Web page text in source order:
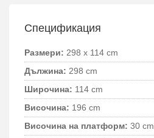
Спецификация
Размери: 298 x 114 cm
Дължина: 298 cm
Широчина: 114 cm
Височина: 196 cm
Височина на платформ: 30 cm